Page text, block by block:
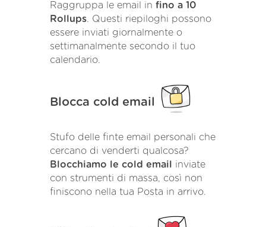
Raggruppa le email in fino a 10
Rollups. Questi riepiloghi possono
essere inviati giornalmente o
settimanalmente secondo il tuo
calendario.
Blocca cold email
Stufo delle finte email personali che
cercano di venderti qualcosa?
Blocchiamo le cold email
inviate
con strumenti di massa, così non
finiscono nella tua Posta in arrivo.